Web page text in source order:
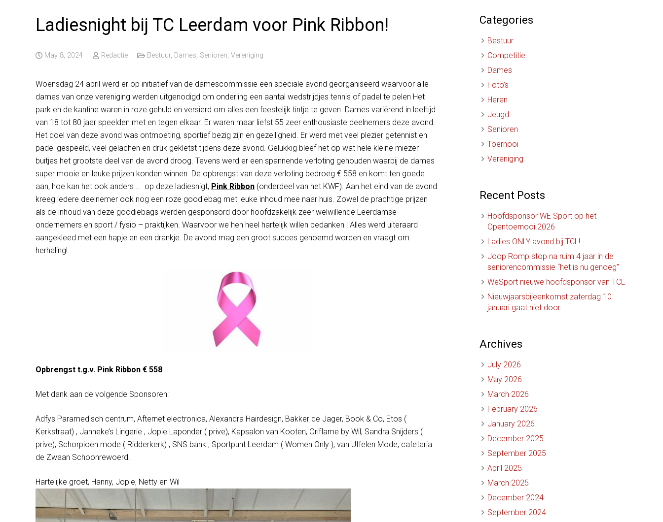
Ladiesnight bij TC Leerdam voor Pink Ribbon!
May 8, 2024 Redactie Bestuur, Dames, Senioren,Vereniging
Woensdag 24 april werd er op initiatief van de damescommissie een speciale avond georganiseerd waarvoor alle
dames van onze vereniging werden uitgenodigd om onderling een aantal wedstrijdjes tennis of padel te pelen Het
park en de kantine waren in roze gehuld en versierd om alles een feestelijk tintje te geven. Dames variërend in leeftijd
van 18 tot 80 jaar speelden met en tegen elkaar. Er waren maar liefst 55 zeer enthousiaste deelnemers deze avond.
Het doel van deze avond was ontmoeting, sportief bezig zijn en gezelligheid. Er werd met veel plezier getennist en
padel gespeeld, veel gelachen en druk gekletst tijdens deze avond. Gelukkig bleef het op wat hele kleine miezer
buitjes het grootste deel van de avond droog. Tevens werd er een spannende verloting gehouden waarbij de dames
super mooie en leuke prijzen konden winnen. De opbrengst van deze verloting bedroeg € 558 en komt ten goede
aan, hoe kan het ook anders … op deze ladiesnigt, Pink Ribbon (onderdeel van het KWF). Aan het eind van de avond
kreeg iedere deelnemer ook nog een roze goodiebag met leuke inhoud mee naar huis. Zowel de prachtige prijzen
als de inhoud van deze goodiebags werden gesponsord door hoofdzakelijk zeer welwillende Leerdamse
ondernemers en sport / fysio – praktijken. Waarvoor we hen heel hartelijk willen bedanken ! Alles werd uiteraard
aangekleed met een hapje en een drankje. De avond mag een groot succes genoemd worden en vraagt om
herhaling!
Opbrengst t.g.v. Pink Ribbon € 558
Met dank aan de volgende Sponsoren:
Adfys Paramedisch centrum, Afternet electronica, Alexandra Hairdesign, Bakker de Jager, Book & Co, Etos (
Kerkstraat) , Janneke’s Lingerie , Jopie Laponder ( prive), Kapsalon van Kooten, Oriflame by Wil, Sandra Snijders (
prive), Schorpioen mode ( Ridderkerk) , SNS bank , Sportpunt Leerdam ( Women Only ), van Uffelen Mode, cafetaria
de Zwaan Schoonrewoerd.
Hartelijke groet, Hanny, Jopie, Netty en Wil
Categories
Bestuur
Competitie
Dames
Foto's
Heren
Jeugd
Senioren
Toernooi
Vereniging
Recent Posts
Hoofdsponsor WE Sport op het
Opentoernooi 2026
Ladies ONLY avond bij TCL!
Joop Romp stop na ruim 4 jaar in de
seniorencommissie “het is nu genoeg”
WeSport nieuwe hoofdsponsor van TCL
Nieuwjaarsbijeenkomst zaterdag 10
januari gaat niet door
Archives
July 2026
May 2026
March 2026
February 2026
January 2026
December 2025
September 2025
April 2025
March 2025
December 2024
September 2024